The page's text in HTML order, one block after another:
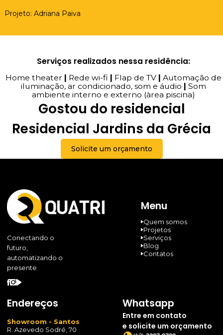
Projeto: Adriana Paiva
Serviços realizados nessa residência:
Home theater | Rede wi-fi | Flap de TV |Automação de
iluminação, ar condicionado, som e áudio |Som
ambiente interno e externo (àrea piscina)
Gostou do residencial
Residencial Jardins da Grécia
Solicite um orçamento
Conectando o
futuro,
automatizando o
presente
Menu
Quem somos
Projetos
Serviços
Blog
Contatos
Endereços
Showroom - Santos
R. Azevedo Sodré, 70
Whatsapp
Entre em contato
e solicite um orçamento